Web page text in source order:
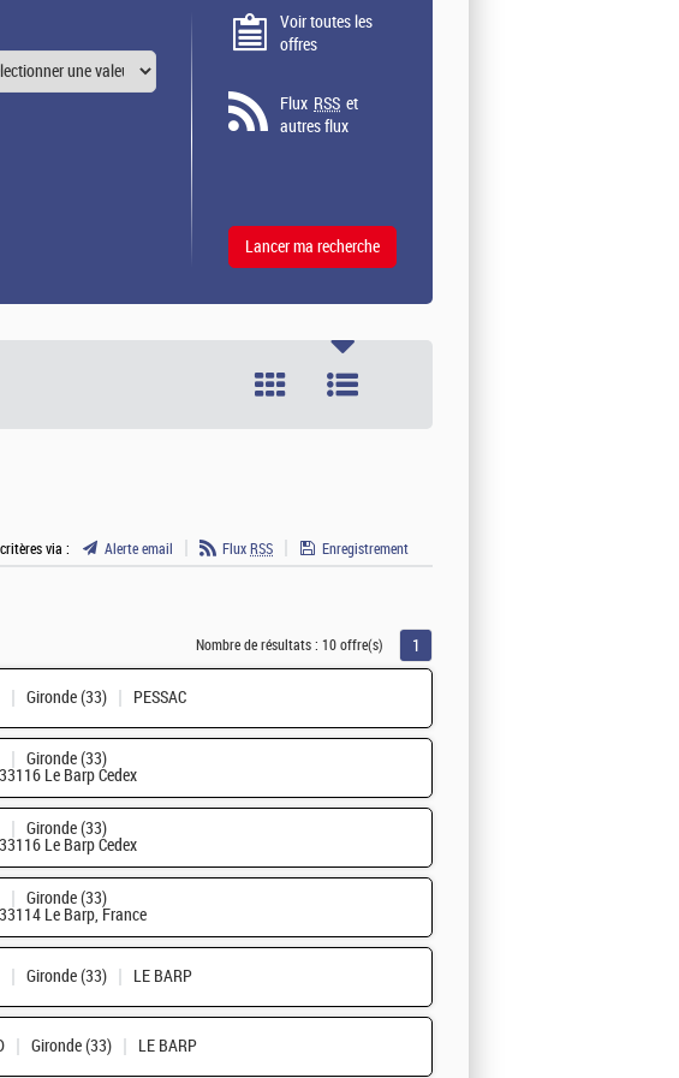
Voir toutes les
offres
Flux RSS et
autres flux
via : Alerte email Flux RSS
Enregistrement
Nombre de résultats : 10 offre(s) 1
Gironde (33) PESSAC
Gironde (33)
Le Barp Cedex
Gironde (33)
Le Barp Cedex
Gironde (33)
Le Barp, France
Gironde (33) LE BARP
Gironde (33) LE BARP